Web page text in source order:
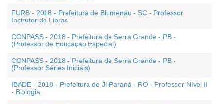
FURB - 2018 - Prefeitura de Blumenau - SC - Professor
Instrutor de Libras
CONPASS - 2018 - Prefeitura de Serra Grande - PB -
(Professor de Educação Especial)
CONPASS - 2018 - Prefeitura de Serra Grande - PB -
(Professor Séries Iniciais)
IBADE - 2018 - Prefeitura de Ji-Paraná - RO - Professor Nível II
- Biologia